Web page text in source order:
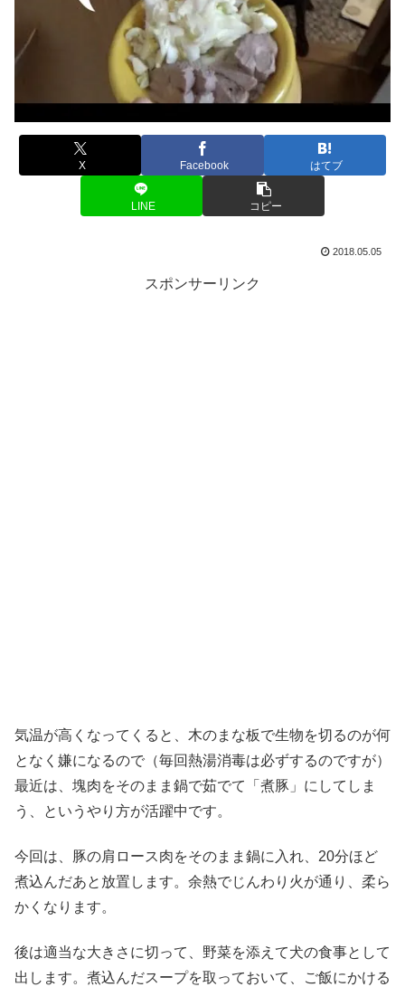
X Facebook はてブ
LINE コピー
2018.05.05
スポンサーリンク
気温が高くなってくると、木のまな板で生物を切るのが何
となく嫌になるので（毎回熱湯消毒は必ずするのですが）
最近は、塊肉をそのまま鍋で茹でて「煮豚」にしてしま
う、というやり方が活躍中です。
今回は、豚の肩ロース肉をそのまま鍋に入れ、20分ほど
煮込んだあと放置します。余熱でじんわり火が通り、柔ら
かくなります。
後は適当な大きさに切って、野菜を添えて犬の食事として
出します。煮込んだスープを取っておいて、ご飯にかける